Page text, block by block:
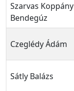
Szarvas Koppány
Bendegúz
Czeglédy Ádám
Sátly Balázs